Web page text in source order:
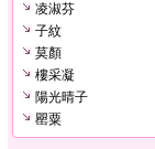
凌淑芬
子紋
莫顏
樓采凝
陽光晴子
罌粟